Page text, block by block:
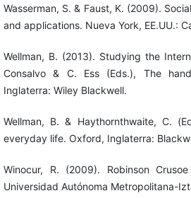
Wasserman, S. & Faust, K. (2009).
and applications. Nueva York, EE.UU.:
Wellman, B. (2013). Studying the
Consalvo & C. Ess (Eds.), The
Inglaterra: Wiley Blackwell.
Wellman, B. & Haythornthwaite, C.
everyday life. Oxford, Inglaterra:
Winocur, R. (2009). Robinson
Universidad Autónoma Metropolitana-